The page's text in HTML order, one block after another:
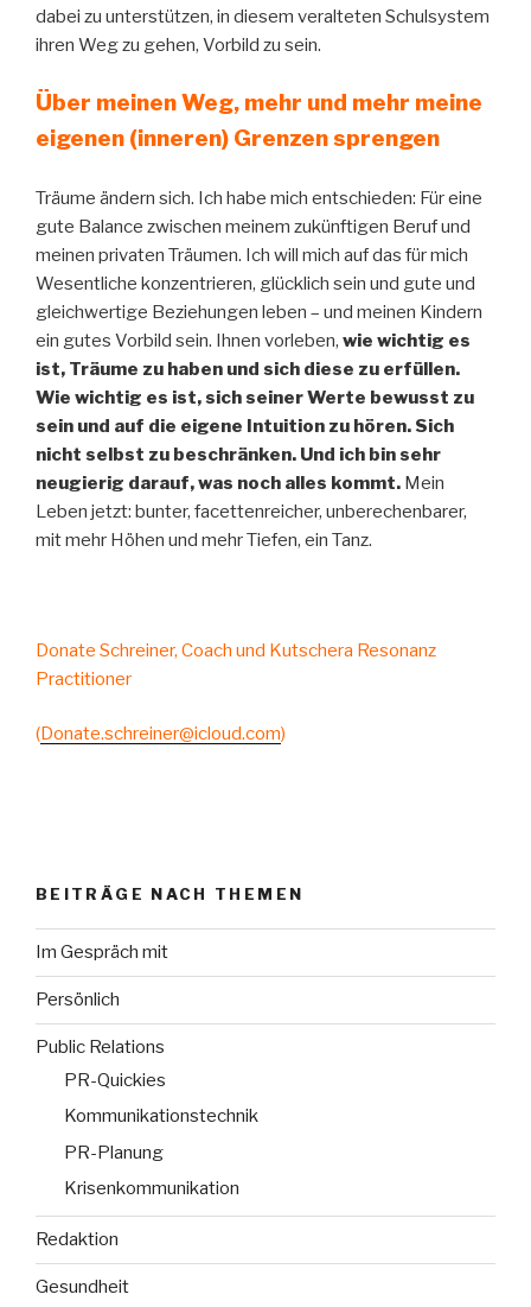
dabei zu unterstützen, in diesem veralteten Schulsystem
ihren Weg zu gehen, Vorbild zu sein.
Über meinen Weg, mehr und mehr meine
eigenen (inneren) Grenzen sprengen
Träume ändern sich. Ich habe mich entschieden: Für eine
gute Balance zwischen meinem zukünftigen Beruf und
meinen privaten Träumen. Ich will mich auf das für mich
Wesentliche konzentrieren, glücklich sein und gute und
gleichwertige Beziehungen leben – und meinen Kindern
ein gutes Vorbild sein. Ihnen vorleben, wie wichtig es
ist, Träume zu haben und sich diese zu erfüllen.
Wie wichtig es ist, sich seiner Werte bewusst zu
sein und auf die eigene Intuition zu hören. Sich
nicht selbst zu beschränken. Und ich bin sehr
neugierig darauf, was noch alles kommt. Mein
Leben jetzt: bunter, facettenreicher, unberechenbarer,
mit mehr Höhen und mehr Tiefen, ein Tanz.
Donate Schreiner, Coach und Kutschera Resonanz
Practitioner
(Donate.schreiner@icloud.com)
BEITRÄGE NACH THEMEN
Im Gespräch mit
Persönlich
Public Relations
PR-Quickies
Kommunikationstechnik
PR-Planung
Krisenkommunikation
Redaktion
Gesundheit